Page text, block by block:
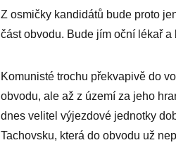
Z osmičky kandidátů bude proto
část obvodu. Bude jím oční lékař
Komunisté trochu překvapivě do
obvodu, ale až z území za jeho
dnes velitel výjezdové jednotky
Tachovsku, která do obvodu už